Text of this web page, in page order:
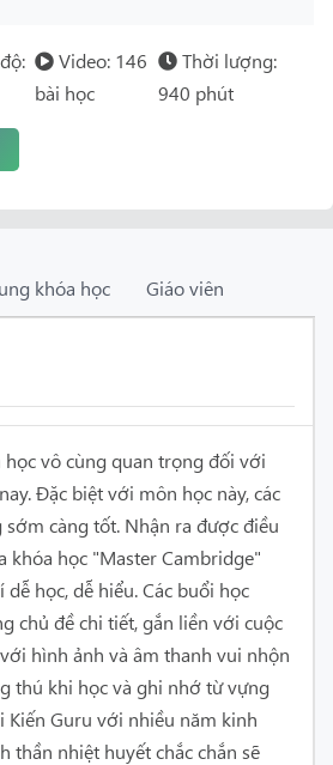
Video: 146
bài học
Thời lượng:
940 phút
khóa học Giáo viên
vô cùng quan trọng đối với
Đặc biệt với môn học này, các
càng tốt. Nhận ra được điều
khóa học "Master Cambridge"
học, dễ hiểu. Các buổi học
chủ đề chi tiết, gắn liền với cuộc
hình ảnh và âm thanh vui nhộn
thú khi học và ghi nhớ từ vựng
Kiến Guru với nhiều năm kinh
thần nhiệt huyết chắc chắn sẽ